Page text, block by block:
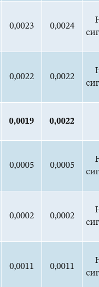
0,0023 0,0024
0,0022 0,0022
0,0019 0,0022
0,0005 0,0005
0,0002 0,0002
0,0011 0,0011